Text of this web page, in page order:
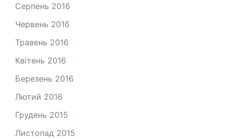
Серпень 2016
Червень 2016
Травень 2016
Квітень 2016
Березень 2016
Лютий 2016
Грудень 2015
Листопад 2015